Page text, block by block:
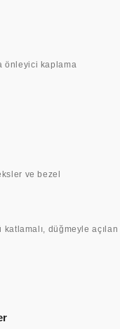
önleyici kaplama
ve bezel
düğmeyle